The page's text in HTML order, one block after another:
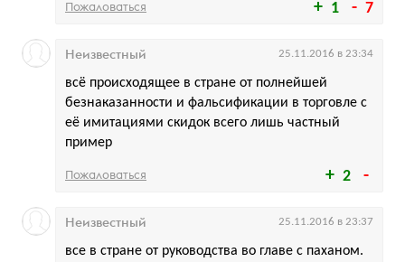
1 7
Пожаловаться
2
всё происходящее в стране от полнейшей
безнаказанности и фальсификации в торговле с
её имитациями скидок всего лишь частный
пример
Неизвестный 25.11.2016 в 23:34
Пожаловаться
все в стране от руководства во главе с паханом.
Неизвестный 25.11.2016 в 23:37